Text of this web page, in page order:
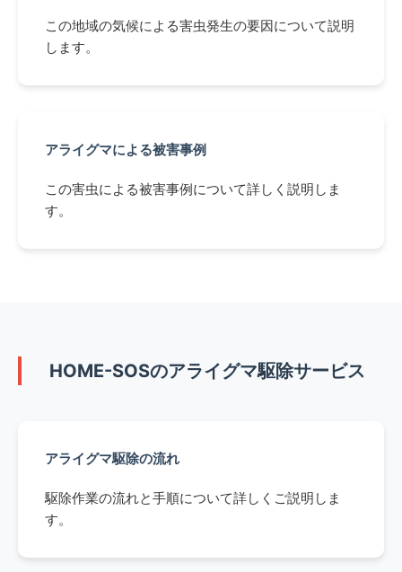
この地域の気候による害虫発生の要因について説明
します。
アライグマによる被害事例
この害虫による被害事例について詳しく説明しま
す。
HOME-SOSのアライグマ駆除サービス
アライグマ駆除の流れ
駆除作業の流れと手順について詳しくご説明しま
す。